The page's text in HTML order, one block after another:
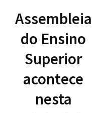
Assembleia
do Ensino
Superior
acontece
nesta